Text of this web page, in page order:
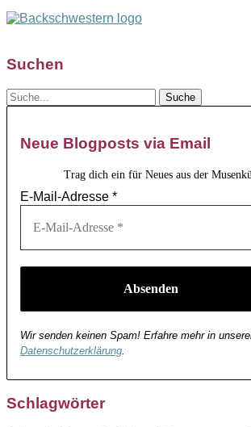
Suchen
Neue Blogposts via Email
Trag dich ein für Neues aus der
E-Mail-Adresse *
Wir senden keinen Spam! Erfahre mehr in
Datenschutzerklärung
Schlagwörter